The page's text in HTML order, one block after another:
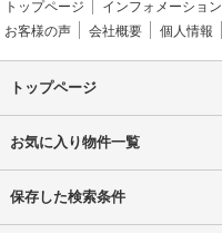
トップページ インフォメーション
お客様の声
会社概要 個人情報
トップページ
お気に入り物件一覧
保存した検索条件